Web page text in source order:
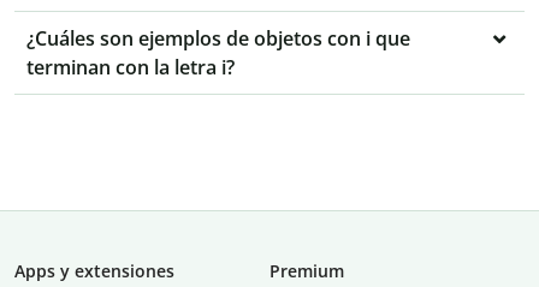
¿Cuáles son ejemplos de objetos con i que
terminan con la letra i?
Apps y extensiones
Premium